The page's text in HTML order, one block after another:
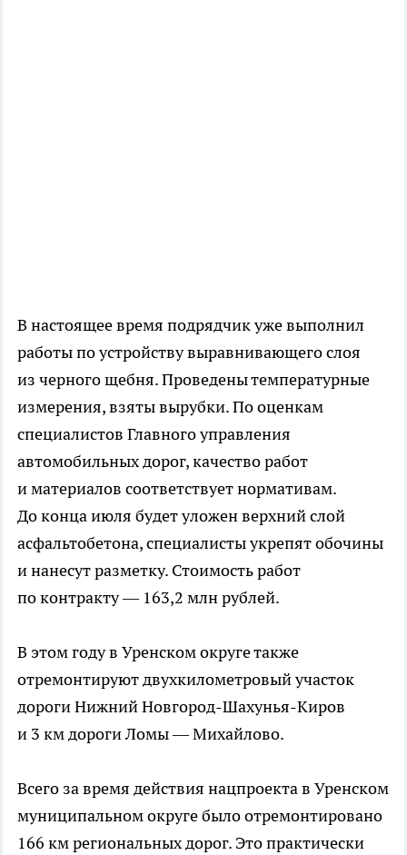
В настоящее время подрядчик уже выполнил
работы по устройству выравнивающего слоя
из черного щебня. Проведены температурные
измерения, взяты вырубки. По оценкам
специалистов Главного управления
автомобильных дорог, качество работ
и материалов соответствует нормативам.
До конца июля будет уложен верхний слой
асфальтобетона, специалисты укрепят обочины
и нанесут разметку. Стоимость работ
по контракту — 163,2 млн рублей.
В этом году в Уренском округе также
отремонтируют двухкилометровый участок
дороги Нижний Новгород-Шахунья-Киров
и 3 км дороги Ломы — Михайлово.
Всего за время действия нацпроекта в Уренском
муниципальном округе было отремонтировано
166 км региональных дорог. Это практически